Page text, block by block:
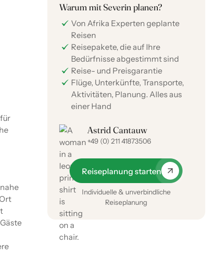
Warum mit Severin planen?
Von Afrika Experten geplante
Reisen
Reisepakete, die auf Ihre
Bedürfnisse abgestimmt sind
Reise- und Preisgarantie
Flüge, Unterkünfte, Transporte,
Aktivitäten, Planung. Alles aus
einer Hand
Astrid Cantauw
+49 (0) 211 41873506
Reiseplanung starten
Individuelle & unverbindliche
Reiseplanung